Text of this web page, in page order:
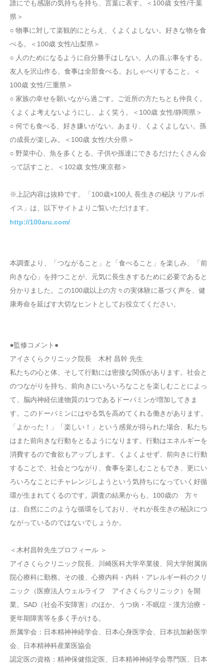
誰にでも感謝の気持ちを持ち、言葉に表す。＜100歳 女性/千葉
県＞
○ 物事に対して楽観的にとらえ、くよくよしない。好きな物を食
べる。＜100歳 女性/山梨県＞
○ 人のためになるように自分勝手はしない。人の喜ぶ事をする。
友人を沢山作る。食事は全部食べる。おしゃべりすること。＜
100歳 女性/三重県＞
○ 家族の幸せを願いながら過ごす。ご近所の方たちとも仲良く。
くよくよ考えないようにし、よく笑う。＜100歳 女性/静岡県＞
○ 何でも食べる、好き嫌いがない。あまり、くよくよしない。孫
の成長が楽しみ。＜100歳 女性/大分県＞
○ 野菜中心、魚を多くとる。子供や孫達にできるだけたくさん会
って話すこと。＜102歳 女性/東京都＞
※上記内容は抜粋です。「100歳×100人 長生きの秘訣 リアルボ
イス」は、以下サイトよりご覧いただけます。
http://100aru.com/
本調査より、「つながること」と「食べること」を楽しみ、「前
向きな心」を持つことが、元気に長生きするために必要であると
分かりました。この100歳以上の方々の実体験に基づく声を、健
康寿命を延ばす大切なヒントとしてお役立てください。
●監修コメント●
アイさくらクリニック院長 木村 昌幹 先生
私たちの心と体、そして行動には密接な関係があります。社会と
のつながりを持ち、前向きにいろいろなことを楽しむことによっ
て、脳内神経伝達物質の1つであるドーパミンが増加してきま
す。このドーパミンにはやる気を高めてくれる働きがあります。
「よかった！」「楽しい！」という感覚が得られた場合、私たち
はまた前向きな行動をとるようになります。行動はエネルギーを
消費するので食欲もアップします。くよくよせず、前向きに行動
することで、社会とつながり、食事を楽しむこともでき、更にい
ろいろなことにチャレンジしようという気持ちになっていく好循
環が生まれてくるのです。調査の結果からも、100歳の 方々
は、自然にこのような循環をしており、それが長生きの秘訣につ
ながっているのではないでしょうか。
＜木村昌幹先生プロフィール ＞
アイさくらクリニック院長。川崎医科大学卒業後、同大学附属病
院心療科に勤務。その後、心療内科・内科・アレルギー科のクリ
ニック（医療法人ウェルライフ アイさくらクリニック）を開
業。SAD（社会不安障害）のほか、うつ病・不眠症・漢方治療・
更年期障害等を多く手がける。
所属学会：日本精神神経学会、日本心身医学会、日本抗加齢医学
会、日本精神科産業医協会
認定医の資格：精神保健指定医、日本精神神経学会専門医、日本